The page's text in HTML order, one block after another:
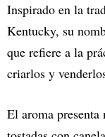
Inspirado en la
Kentucky, su
que refiere a la
criarlos y
El aroma presenta